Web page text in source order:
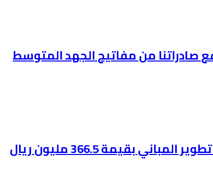
صادراتنا من مفاتيح الجهد المتوسط
بقيمة 366.5 مليون ريال